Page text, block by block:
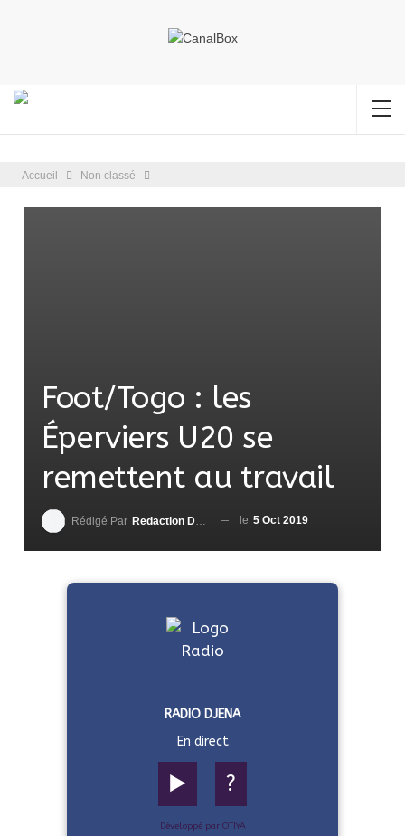
Accueil Non classé
Foot/Togo : les
Éperviers U20 se
remettent au travail
Rédigé Par Redaction DjenaSport le 5 Oct 2019
RADIO DJENA
En direct
▶️ ?
Développé par OTIYA